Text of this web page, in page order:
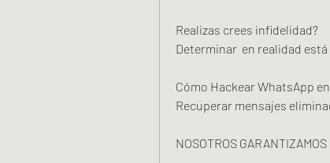
Realizas crees infidelidad?
Determinar  en realidad
Cómo Hackear WhatsApp
Recuperar mensajes
NOSOTROS